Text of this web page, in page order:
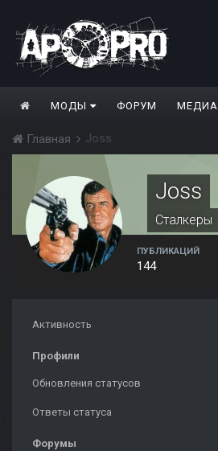
МОДЫ ФОРУМ МЕДИА
Главная Joss
Joss
Сталкеры
ПУБЛИКАЦИЙ
144
Активность
Профили
Обновления статусов
Ответы статуса
Форумы